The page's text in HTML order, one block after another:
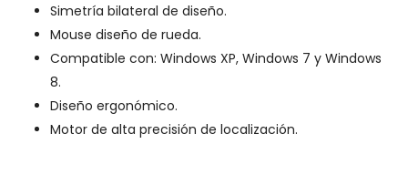
Simetría bilateral de diseño.
Mouse diseño de rueda.
Compatible con: Windows XP, Windows 7 y Windows
8.
Diseño ergonómico.
Motor de alta precisión de localización.